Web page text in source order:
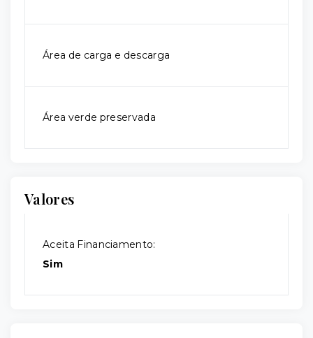
Área de carga e descarga
Área verde preservada
Valores
Aceita Financiamento:
Sim